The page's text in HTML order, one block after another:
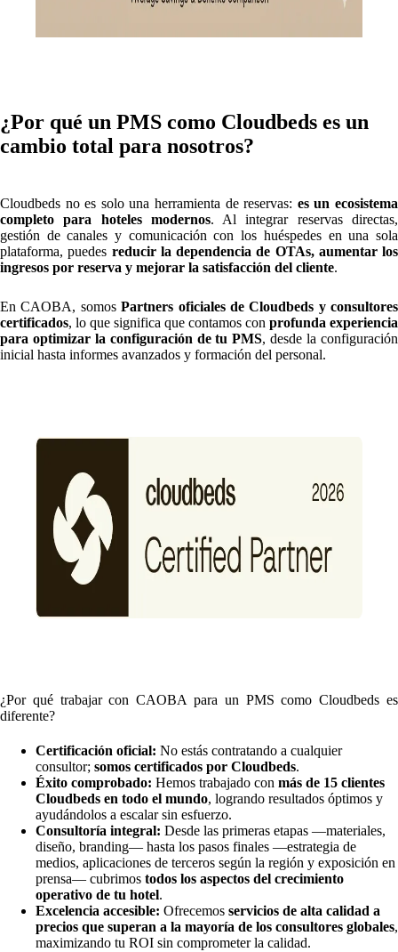
¿Por qué un PMS como Cloudbeds es un
cambio total para nosotros?
Cloudbeds no es solo una herramienta de reservas: es un ecosistema
completo para hoteles modernos. Al integrar reservas directas,
gestión de canales y comunicación con los huéspedes en una sola
plataforma, puedes reducir la dependencia de OTAs, aumentar los
ingresos por reserva y mejorar la satisfacción del cliente.
En CAOBA, somosPartners oficiales de Cloudbeds y consultores
certificados, lo que significa que contamos con profunda experiencia
para optimizar la configuración de tu PMS, desde la configuración
inicial hasta informes avanzados y formación del personal.
¿Por qué trabajar con CAOBA para un PMS como Cloudbeds es
diferente?
Certificación oficial: No estás contratando a cualquier
consultor; somos certificados por Cloudbeds.
Éxito comprobado: Hemos trabajado con más de 15 clientes
Cloudbeds en todo el mundo, logrando resultados óptimos y
ayudándolos a escalar sin esfuerzo.
Consultoría integral: Desde las primeras etapas —materiales,
diseño, branding— hasta los pasos finales —estrategia de
medios, aplicaciones de terceros según la región y exposición en
prensa— cubrimos todos los aspectos del crecimiento
operativo de tu hotel.
Excelencia accesible: Ofrecemos servicios de alta calidad a
precios que superan a la mayoría de los consultores globales,
maximizando tu ROI sin comprometer la calidad.